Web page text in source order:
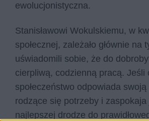
ewolucjonistyczna.
Stanisławowi Wokulskiemu, w
społecznej, zależało głównie na
uświadomili sobie, że do
cierpliwą, codzienną pracą. Jeśli
społeczeństwo odpowiada
rodzące się potrzeby i
najlepszej drodze do